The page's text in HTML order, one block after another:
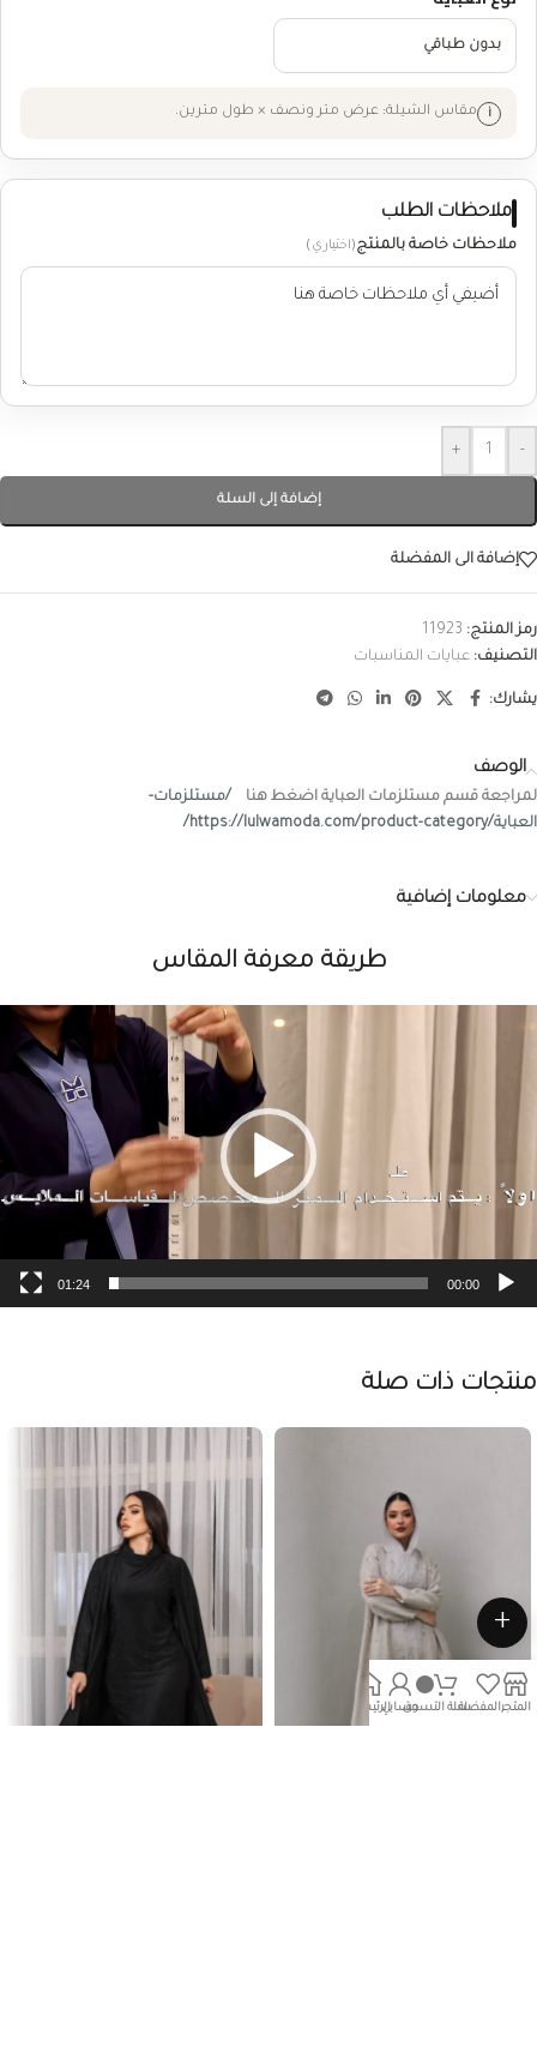
بدون طباقي
مقاس الشيلة: عرض متر ونصف × طول مترين.
ملاحظات الطلب
ملاحظات خاصة بالمنتج(اختياري)
-
+
إضافة إلى السلة
إضافة الى المفضلة
رمز المنتج: 11923
التصنيف: عبايات المناسبات
يشارك:
الوصف
لمراجعة قسم مستلزمات العباية اضغط هنا
/مستلزمات-
العباية/https://lulwamoda.com/product-category/
معلومات إضافية
طريقة معرفة المقاس
00:00
01:24
منتجات ذات صلة
المتجرالمفضلةسلة التسوقحسابيالرئيسية
+